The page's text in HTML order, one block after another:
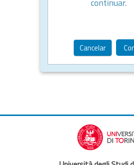
Cancelar